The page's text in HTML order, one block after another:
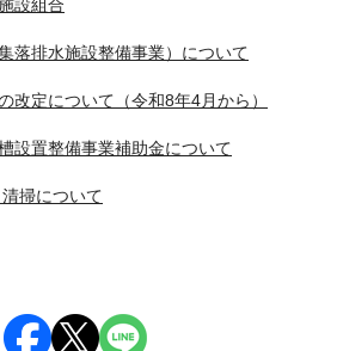
設組合
落排水施設整備事業）について
改定について（令和8年4月から）
設置整備事業補助金について
掃について